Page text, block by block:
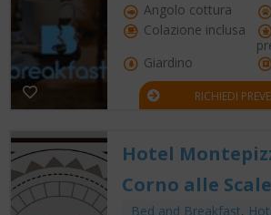
Angolo cottura
Colazione inclusa
Giardino
RICHIEDI
Hotel
Corno alle Scale
Bed and Breakfast,